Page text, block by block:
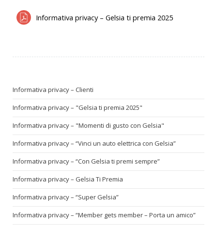
Informativa privacy – Gelsia ti premia 2025
Informativa privacy – Clienti
Informativa privacy – "Gelsia ti premia 2025"
Informativa privacy – "Momenti di gusto con Gelsia"
Informativa privacy – “Vinci un auto elettrica con Gelsia”
Informativa privacy – “Con Gelsia ti premi sempre”
Informativa privacy – Gelsia Ti Premia
Informativa privacy – “Super Gelsia”
Informativa privacy – “Member gets member – Porta un amico”